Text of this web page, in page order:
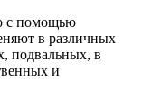
с помощью
в различных
подвальных, в
и